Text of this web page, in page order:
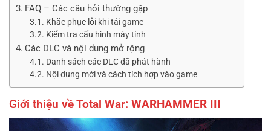
FAQ – Các câu hỏi thường gặp
Khắc phục lỗi khi tải game
Kiểm tra cấu hình máy tính
Các DLC và nội dung mở rộng
Danh sách các DLC đã phát hành
Nội dung mới và cách tích hợp vào game
Giới thiệu về Total War: WARHAMMER III